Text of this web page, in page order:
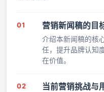
01 营销新闻稿的目
介绍本新闻稿的核
任，提升品牌认知
在价值。
02 当前营销挑战与